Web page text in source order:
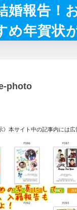
婚報告！
め年賀状
photo
本サイト中の記事内には広